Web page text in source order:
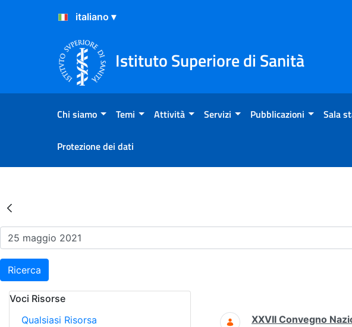
Salta al Contenuto
Salta al Footer
Istituto Superiore di Sanità
Chi siamo Temi Attività Servizi Pubblicazioni Sala
Protezione dei dati
Risultati della Ricerca - Eventi
Ricerca
Voci Risorse
Qualsiasi Risorsa
Ricerca
XXVII Convegno